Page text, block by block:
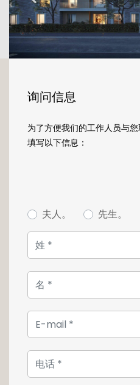
询问信息
为了方便我们的工作人员与
填写以下信息：
夫人。 先生。